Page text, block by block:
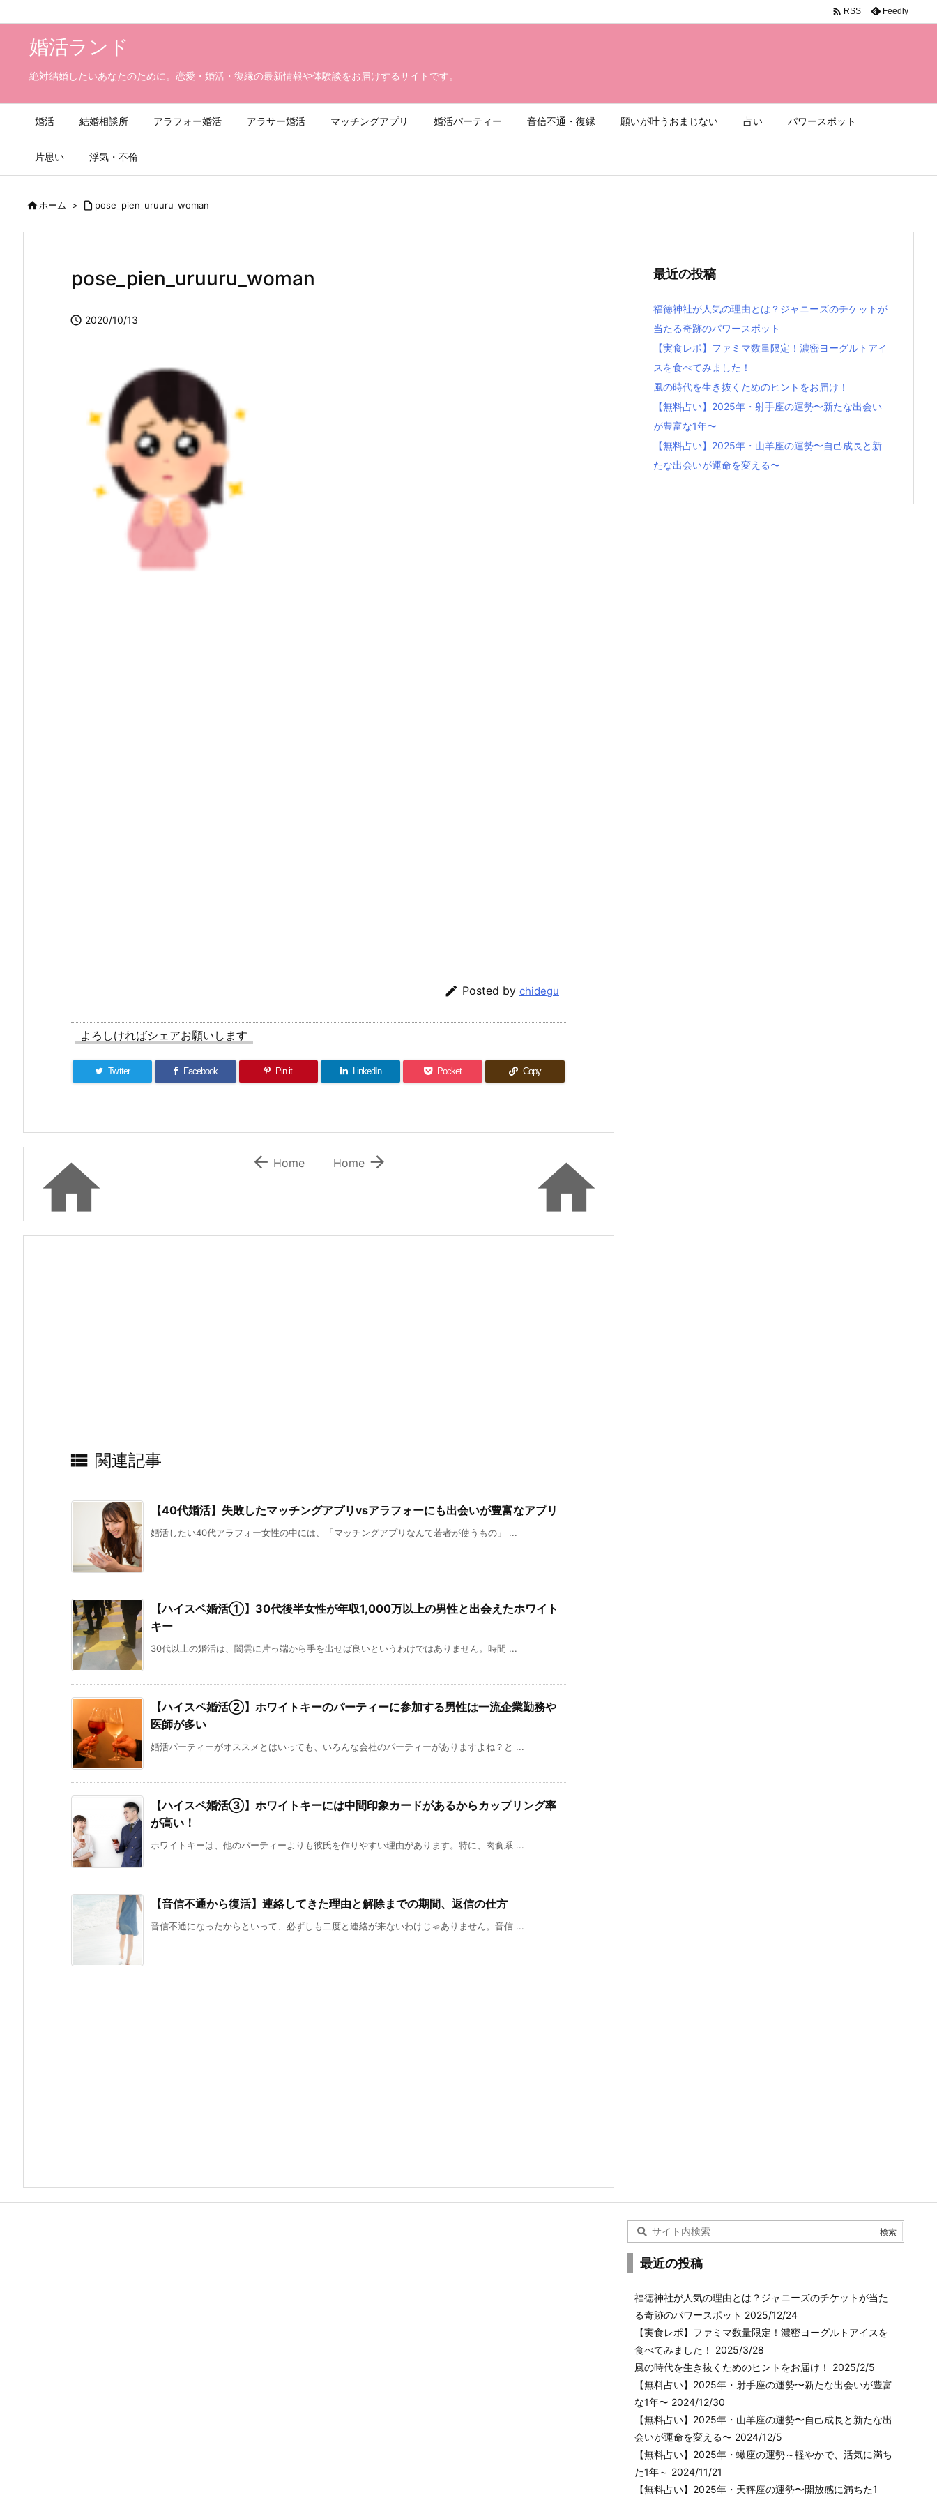
婚活ランド
絶対結婚したいあなたのために。恋愛・婚活・復縁の最新情報や体験談をお届けするサイトです。
婚活 結婚相談所 アラフォー婚活 アラサー婚活 マッチングアプリ 婚活パーティー 音信不通・復縁 願いが叶うおまじない 占い パワースポット
片思い 浮気・不倫
 RSS Feedly
ホーム >  pose_pien_uruuru_woman
pose_pien_uruuru_woman
 2020/10/13
 Posted by chidegu
よろしければシェアお願いします
Twitter Facebook Pin it LinkedIn Pocket Copy


Home
  Home
 関連記事
【40代婚活】失敗したマッチングアプリvsアラフォーにも出会いが豊富なアプリ
婚活したい40代アラフォー女性の中には、「マッチングアプリなんて若者が使うもの」 ...
【ハイスペ婚活①】30代後半女性が年収1,000万以上の男性と出会えたホワイト
キー
30代以上の婚活は、闇雲に片っ端から手を出せば良いというわけではありません。時間 ...
【ハイスペ婚活②】ホワイトキーのパーティーに参加する男性は一流企業勤務や
医師が多い
婚活パーティーがオススメとはいっても、いろんな会社のパーティーがありますよね？と ...
【ハイスペ婚活③】ホワイトキーには中間印象カードがあるからカップリング率
が高い！
ホワイトキーは、他のパーティーよりも彼氏を作りやすい理由があります。特に、肉食系 ...
【音信不通から復活】連絡してきた理由と解除までの期間、返信の仕方
音信不通になったからといって、必ずしも二度と連絡が来ないわけじゃありません。音信 ...
最近の投稿
福徳神社が人気の理由とは？ジャニーズのチケットが
当たる奇跡のパワースポット
【実食レポ】ファミマ数量限定！濃密ヨーグルトアイ
スを食べてみました！
風の時代を生き抜くためのヒントをお届け！
【無料占い】2025年・射手座の運勢〜新たな出会い
が豊富な1年〜
【無料占い】2025年・山羊座の運勢〜自己成長と新
たな出会いが運命を変える〜
最近の投稿
福徳神社が人気の理由とは？ジャニーズのチケットが当た
る奇跡のパワースポット 2025/12/24
【実食レポ】ファミマ数量限定！濃密ヨーグルトアイスを
食べてみました！
2025/3/28
風の時代を生き抜くためのヒントをお届け！
2025/2/5
【無料占い】2025年・射手座の運勢〜新たな出会いが豊富
な1年〜 2024/12/30
【無料占い】2025年・山羊座の運勢〜自己成長と新たな出
会いが運命を変える〜 2024/12/5
【無料占い】2025年・蠍座の運勢～軽やかで、活気に満ち
た1年～ 2024/11/21
【無料占い】2025年・天秤座の運勢〜開放感に満ちた1